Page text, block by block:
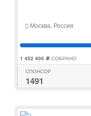
Москва, Россия
1 452 400 c СОБРАНО
СПОНСОР
1491